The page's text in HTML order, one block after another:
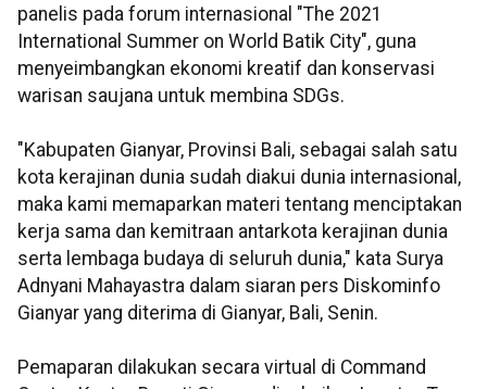
panelis pada forum internasional "The 2021
International Summer on World Batik City", guna
menyeimbangkan ekonomi kreatif dan konservasi
warisan saujana untuk membina SDGs.
"Kabupaten Gianyar, Provinsi Bali, sebagai salah satu
kota kerajinan dunia sudah diakui dunia internasional,
maka kami memaparkan materi tentang menciptakan
kerja sama dan kemitraan antarkota kerajinan dunia
serta lembaga budaya di seluruh dunia," kata Surya
Adnyani Mahayastra dalam siaran pers Diskominfo
Gianyar yang diterima di Gianyar, Bali, Senin.
Pemaparan dilakukan secara virtual di Command